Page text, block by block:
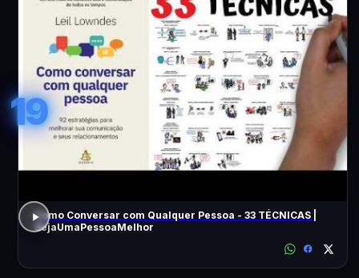
19
Como Conversar com Qualquer Pessoa - 33 TÉCNICAS |
SejaUmaPessoaMelhor